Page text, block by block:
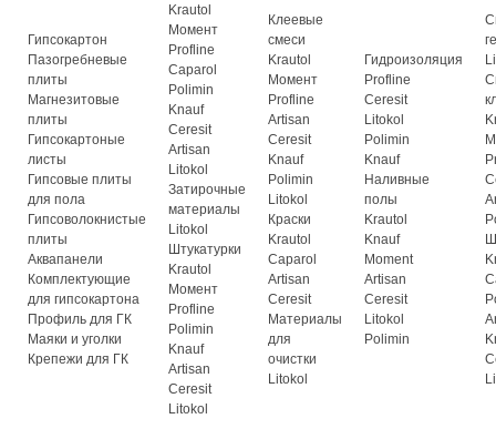
Гипсокартон
Пазогребневые
плиты
Магнезитовые
плиты
Гипсокартоные
листы
Гипсовые плиты
для пола
Гипсоволокнистые
плиты
Аквапанели
Комплектующие
для гипсокартона
Профиль для ГК
Маяки и уголки
Крепежи для ГК
Krautol
Момент
Profline
Caparol
Polimin
Knauf
Ceresit
Artisan
Litokol
Затирочные
материалы
Litokol
Штукатурки
Krautol
Момент
Profline
Polimin
Knauf
Artisan
Ceresit
Litokol
Клеевые
смеси
Krautol
Момент
Profline
Artisan
Ceresit
Knauf
Polimin
Litokol
Краски
Krautol
Caparol
Artisan
Ceresit
Материалы
для
очистки
Litokol
Гидроизоляция
Profline
Ceresit
Litokol
Polimin
Knauf
Наливные
полы
Krautol
Knauf
Moment
Artisan
Ceresit
Litokol
Polimin